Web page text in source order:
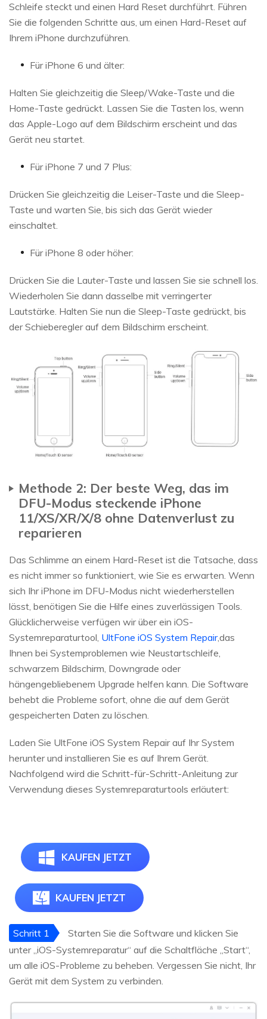
Schleife steckt und einen Hard Reset durchführt. Führen
Sie die folgenden Schritte aus, um einen Hard-Reset auf
Ihrem iPhone durchzuführen.
Für iPhone 6 und älter:
Halten Sie gleichzeitig die Sleep/Wake-Taste und die
Home-Taste gedrückt. Lassen Sie die Tasten los, wenn
das Apple-Logo auf dem Bildschirm erscheint und das
Gerät neu startet.
Für iPhone 7 und 7 Plus:
Drücken Sie gleichzeitig die Leiser-Taste und die Sleep-
Taste und warten Sie, bis sich das Gerät wieder
einschaltet.
Für iPhone 8 oder höher:
Drücken Sie die Lauter-Taste und lassen Sie sie schnell los.
Wiederholen Sie dann dasselbe mit verringerter
Lautstärke. Halten Sie nun die Sleep-Taste gedrückt, bis
der Schieberegler auf dem Bildschirm erscheint.
Methode 2: Der beste Weg, das im
DFU-Modus steckende iPhone
11/XS/XR/X/8 ohne Datenverlust zu
reparieren
Das Schlimme an einem Hard-Reset ist die Tatsache, dass
es nicht immer so funktioniert, wie Sie es erwarten. Wenn
sich Ihr iPhone im DFU-Modus nicht wiederherstellen
lässt, benötigen Sie die Hilfe eines zuverlässigen Tools.
Glücklicherweise verfügen wir über ein iOS-
Systemreparaturtool, UltFone iOS System Repair,das
Ihnen bei Systemproblemen wie Neustartschleife,
schwarzem Bildschirm, Downgrade oder
hängengebliebenem Upgrade helfen kann. Die Software
behebt die Probleme sofort, ohne die auf dem Gerät
gespeicherten Daten zu löschen.
Laden Sie UltFone iOS System Repair auf Ihr System
herunter und installieren Sie es auf Ihrem Gerät.
Nachfolgend wird die Schritt-für-Schritt-Anleitung zur
Verwendung dieses Systemreparaturtools erläutert:
KAUFEN JETZT
KAUFEN JETZT
Schritt 1
Starten Sie die Software und klicken Sie
unter „iOS-Systemreparatur“ auf die Schaltfläche „Start“,
um alle iOS-Probleme zu beheben. Vergessen Sie nicht, Ihr
Gerät mit dem System zu verbinden.